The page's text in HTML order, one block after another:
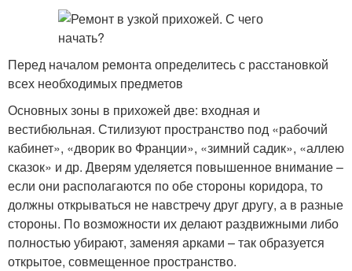
Перед началом ремонта определитесь с расстановкой
всех необходимых предметов
Основных зоны в прихожей две: входная и
вестибюльная. Стилизуют пространство под «рабочий
кабинет», «дворик во Франции», «зимний садик», «аллею
сказок» и др. Дверям уделяется повышенное внимание –
если они располагаются по обе стороны коридора, то
должны открываться не навстречу друг другу, а в разные
стороны. По возможности их делают раздвижными либо
полностью убирают, заменяя арками – так образуется
открытое, совмещенное пространство.